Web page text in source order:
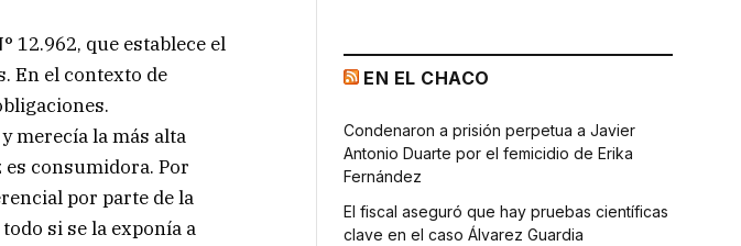
12.962, que establece el
En el contexto de
merecía la más alta
consumidora. Por
por parte de la
si se la exponía a
EN EL CHACO
Condenaron a prisión perpetua a Javier
Antonio Duarte por el femicidio de Erika
Fernández
El fiscal aseguró que hay pruebas científicas
clave en el caso Álvarez Guardia